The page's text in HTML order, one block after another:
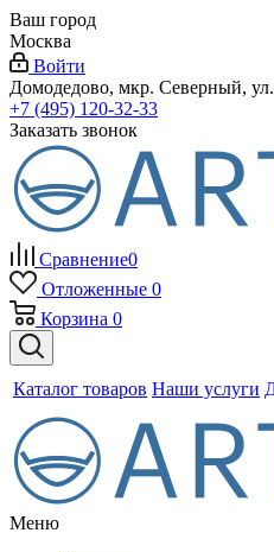
Ваш город
Москва
Войти
Домодедово, мкр. Северный,
+7 (495) 120-32-33
Заказать звонок
Сравнение0
Отложенные 0
Корзина 0
Каталог товаров Наши услуги
Меню